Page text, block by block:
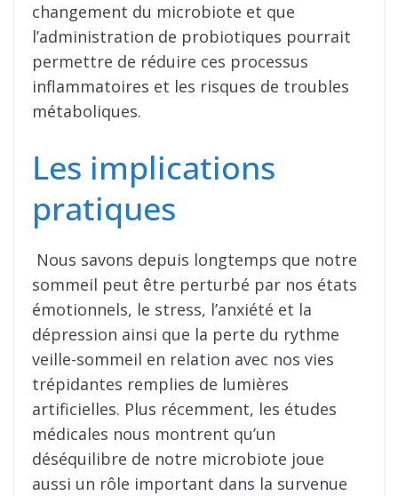
changement du microbiote et que
l’administration de probiotiques pourrait
permettre de réduire ces processus
inflammatoires et les risques de troubles
métaboliques.
Les implications
pratiques
Nous savons depuis longtemps que notre
sommeil peut être perturbé par nos états
émotionnels, le stress, l’anxiété et la
dépression ainsi que la perte du rythme
veille-sommeil en relation avec nos vies
trépidantes remplies de lumières
artificielles. Plus récemment, les études
médicales nous montrent qu’un
déséquilibre de notre microbiote joue
aussi un rôle important dans la survenue